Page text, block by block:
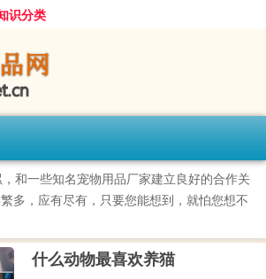
识分类
和一些知名宠物用品厂家建立良好的合作关
多，应有尽有，只要您能想到，就怕您想不
什么动物最喜欢养猫